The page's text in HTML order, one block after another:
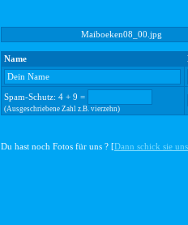
Maiboeken08_00.jpg
Name
Spam-Schutz: 4 + 9 =
(Ausgeschriebene Zahl z.B. vierzehn)
Du hast noch Fotos für uns ? [Dann schick sie uns